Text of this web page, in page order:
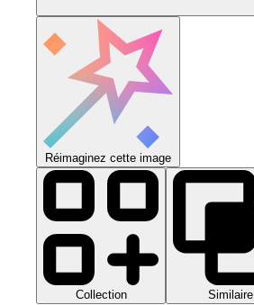
Réimaginez cette image
Collection Similaire